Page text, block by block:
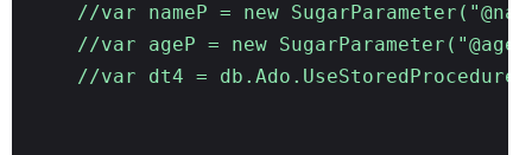
//var nameP = new
//var ageP = new
//var dt4 =